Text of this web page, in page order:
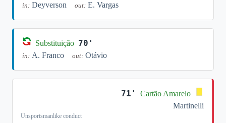
in: Deyverson out: E. Vargas
Substituição 70'
in: A. Franco out: Otávio
71'
Cartão Amarelo
Martinelli
Unsportsmanlike conduct